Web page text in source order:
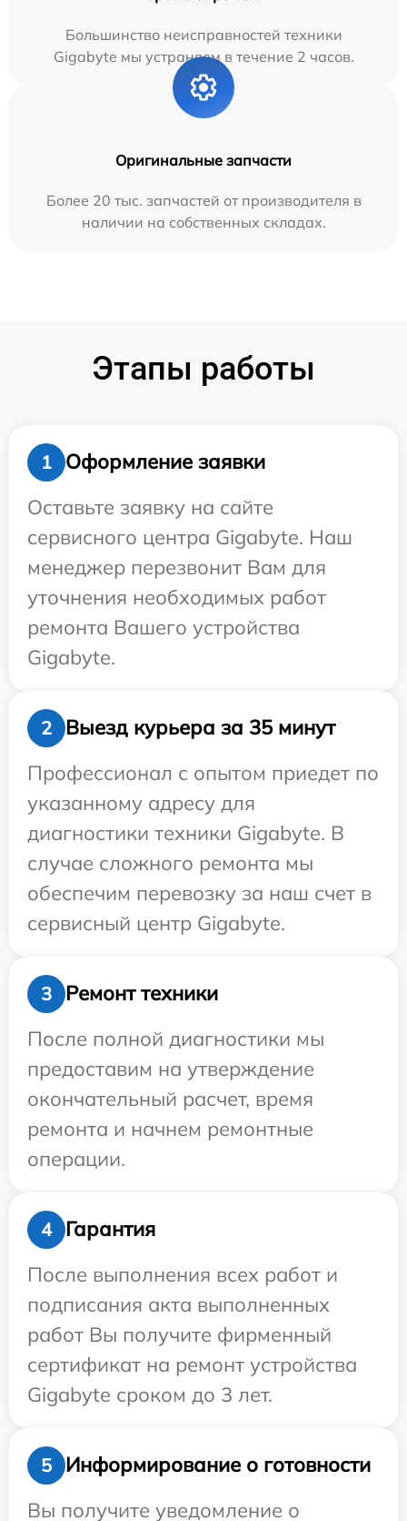
Большинство неисправностей техники
Gigabyte мы устраняем в течение 2 часов.
Оригинальные запчасти
Более 20 тыс. запчастей от производителя в
наличии на собственных складах.
Этапы работы
1
Оформление заявки
Оставьте заявку на сайте
сервисного центра Gigabyte. Наш
менеджер перезвонит Вам для
уточнения необходимых работ
ремонта Вашего устройства
Gigabyte.
2
Выезд курьера за 35 минут
Профессионал с опытом приедет по
указанному адресу для
диагностики техники Gigabyte. В
случае сложного ремонта мы
обеспечим перевозку за наш счет в
сервисный центр Gigabyte.
3
Ремонт техники
После полной диагностики мы
предоставим на утверждение
окончательный расчет, время
ремонта и начнем ремонтные
операции.
4
Гарантия
После выполнения всех работ и
подписания акта выполненных
работ Вы получите фирменный
сертификат на ремонт устройства
Gigabyte сроком до 3 лет.
5
Информирование о готовности
Вы получите уведомление о